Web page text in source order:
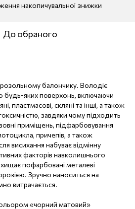
накопичувальної знижки
До обраного
балончику. Володіє
будь-яких поверхонь, включаючи
пластмасові, скляні та інші, а також
завдяки чому підходить
приміщень, підфарбовування
причепів, а також
висихання набуває відмінну
факторів навколишнього
пофарбовані металеві
Зручно наноситься на
витрачається.
«чорний матовий»